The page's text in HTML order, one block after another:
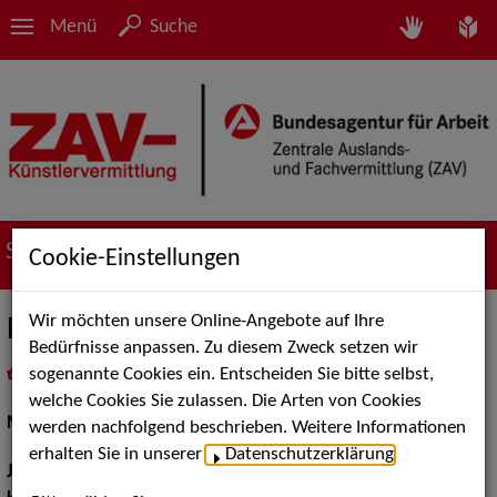
Menü Suche
Suche nach Künstler*innen
Dorothee Kahler
als PDF speichern
inMeine Merklistelegen
Musical:Darstellerin, Sängerin
Jahrgang:
Cookie-Einstellungen
Wir möchten unsere Online-Angebote auf Ihre
Bedürfnisse anpassen. Zu diesem Zweck setzen wir
sogenannte Cookies ein. Entscheiden Sie bitte selbst,
welche Cookies Sie zulassen. Die Arten von Cookies
werden nachfolgend beschrieben. Weitere Informationen
erhalten Sie in unserer
Datenschutzerklärung